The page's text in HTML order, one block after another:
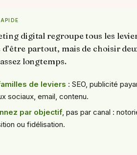
digital regroupe tous les
d’être partout, mais de choisir
longtemps.
de leviers : SEO, publicité
sociaux, email, contenu.
par objectif, pas par canal :
ou fidélisation.